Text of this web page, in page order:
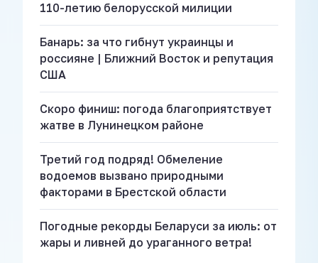
110-летию белорусской милиции
Банарь: за что гибнут украинцы и
россияне | Ближний Восток и репутация
США
Скоро финиш: погода благоприятствует
жатве в Лунинецком районе
Третий год подряд! Обмеление
водоемов вызвано природными
факторами в Брестской области
Погодные рекорды Беларуси за июль: от
жары и ливней до ураганного ветра!